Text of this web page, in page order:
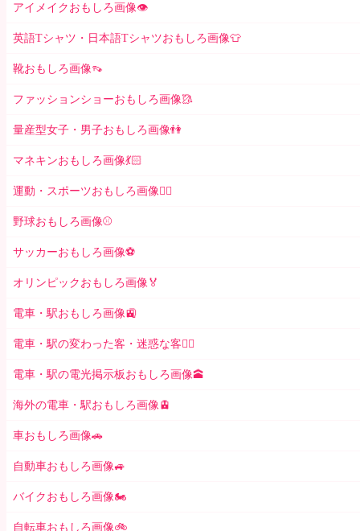
アイメイクおもしろ画像👁
英語Tシャツ・日本語Tシャツおもしろ画像👕
靴おもしろ画像👡
ファッションショーおもしろ画像🥻
量産型女子・男子おもしろ画像👫
マネキンおもしろ画像💃🏻
運動・スポーツおもしろ画像🏃‍♂️
野球おもしろ画像⚾
サッカーおもしろ画像⚽️
オリンピックおもしろ画像🏅
電車・駅おもしろ画像🚉
電車・駅の変わった客・迷惑な客🤦‍♀️
電車・駅の電光掲示板おもしろ画像🕋
海外の電車・駅おもしろ画像🚊
車おもしろ画像🚗
自動車おもしろ画像🚙
バイクおもしろ画像🏍
自転車おもしろ画像🚲